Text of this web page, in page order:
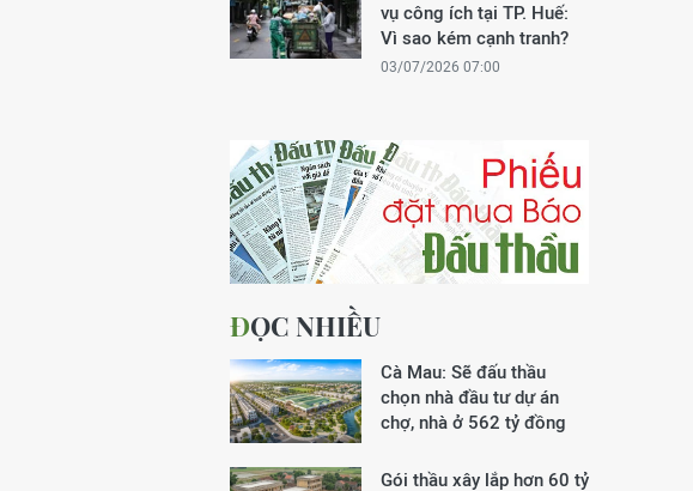
vụ công ích tại TP. Huế:
Vì sao kém cạnh tranh?
03/07/2026 07:00
ĐỌC NHIỀU
Cà Mau: Sẽ đấu thầu
chọn nhà đầu tư dự án
chợ, nhà ở 562 tỷ đồng
Gói thầu xây lắp hơn 60 tỷ